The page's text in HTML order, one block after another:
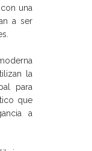
una
a ser
la
para
que
a